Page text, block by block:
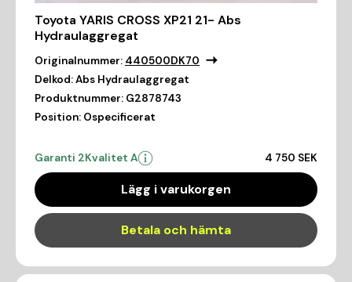
Toyota YARIS CROSS XP21 21- Abs
Hydraulaggregat
Originalnummer: 440500DK70
Delkod:Abs Hydraulaggregat
Produktnummer: G2878743
Position: Ospecificerat
Garanti 2Kvalitet A 4 750 SEK
Lägg i varukorgen
Betala och hämta